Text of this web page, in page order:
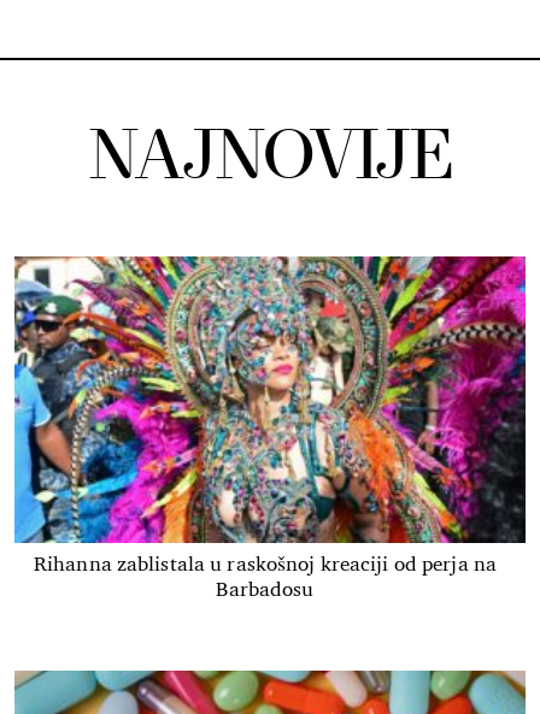
NAJNOVIJE
Rihanna zablistala u raskošnoj kreaciji od perja na
Barbadosu